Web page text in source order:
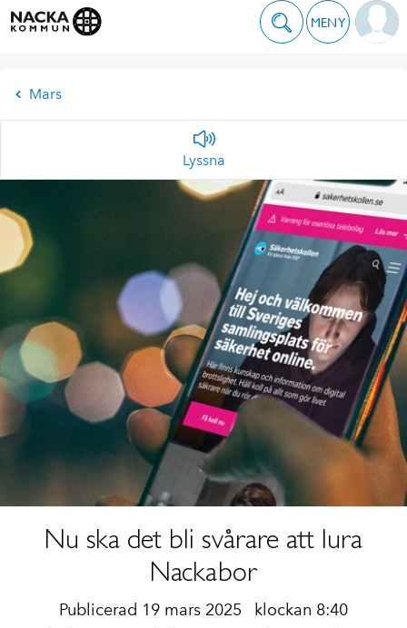
MENY
Mars
Lyssna
Nu ska det bli svårare att lura
Nackabor
Publicerad 19 mars 2025 klockan 8:40